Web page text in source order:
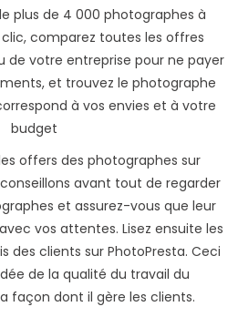
plus de 4 000 photographes à
clic, comparez toutes les offres
de votre entreprise pour ne payer
et trouvez le photographe
à vos envies et à votre
budget
offers des photographes sur
avant tout de regarder
et assurez-vous que leur
vos attentes. Lisez ensuite les
des clients sur PhotoPresta. Ceci
de la qualité du travail du
façon dont il gère les clients.